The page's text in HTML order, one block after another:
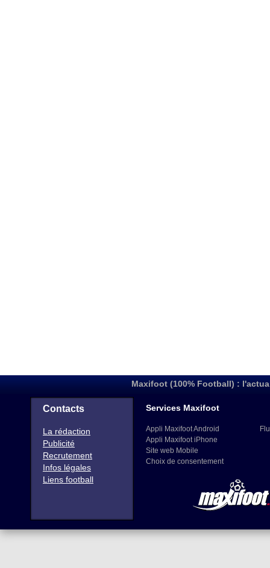
Maxifoot (100% Football) :
Contacts
La rédaction
Publicité
Recrutement
Infos légales
Liens football
Services Maxifoot
Appli Maxifoot Android
Appli Maxifoot iPhone
Site web Mobile
Choix de consentement